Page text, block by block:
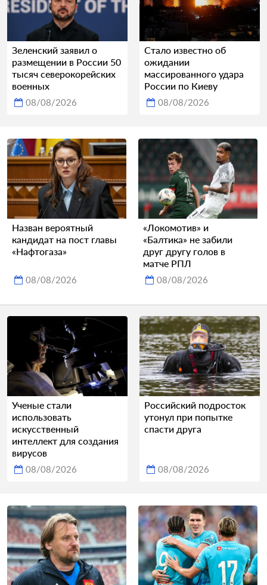
Зеленский заявил о
размещении в России 50
тысяч северокорейских
военных
08/08/2026
Стало известно об
ожидании
массированного удара
России по Киеву
08/08/2026
Назван вероятный
кандидат на пост главы
«Нафтогаза»
08/08/2026
«Локомотив» и
«Балтика» не забили
друг другу голов в
матче РПЛ
08/08/2026
Ученые стали
использовать
искусственный
интеллект для создания
вирусов
08/08/2026
Российский подросток
утонул при попытке
спасти друга
08/08/2026